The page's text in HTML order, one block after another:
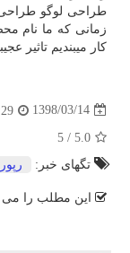
طراحی لوگو طراحی
زمانی که ما نام
کار میبندیم تاثیر
1398/03/14
5.0
/
5
تگهای خبر:
این مطلب را می